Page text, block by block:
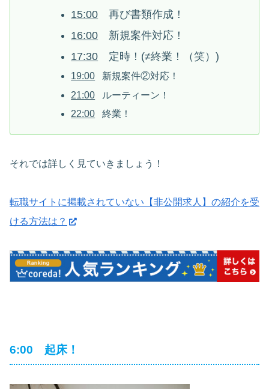
15:00 再び書類作成！
16:00 新規案件対応！
17:30 定時！(≠終業！（笑）)
19:00 新規案件②対応！
21:00 ルーティーン！
22:00 終業！
それでは詳しく見ていきましょう！
転職サイトに掲載されていない【非公開求人】の紹介を受
ける方法は？
6:00 起床！